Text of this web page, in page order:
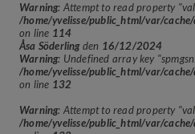
Warning: Attempt to read property
/home/yvelisse/public_html/var/
on line 114
Åsa Söderlingden 16/12/2024
Warning: Undefined array key
/home/yvelisse/public_html/var/
on line 132
Warning: Attempt to read property
/home/yvelisse/public_html/var/